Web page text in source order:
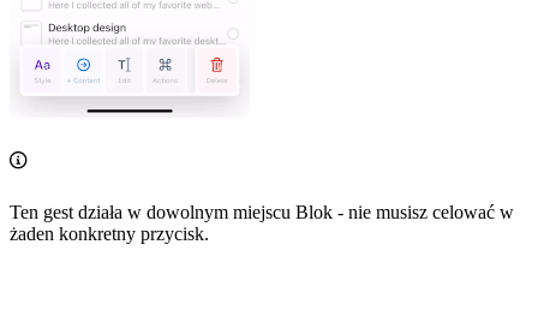
Ten gest działa w dowolnym miejscu Blok - nie musisz celować w
żaden konkretny przycisk.